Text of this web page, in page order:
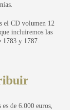
el CD volumen 12
incluiremos las
1783 y 1787.
de 6.000 euros,